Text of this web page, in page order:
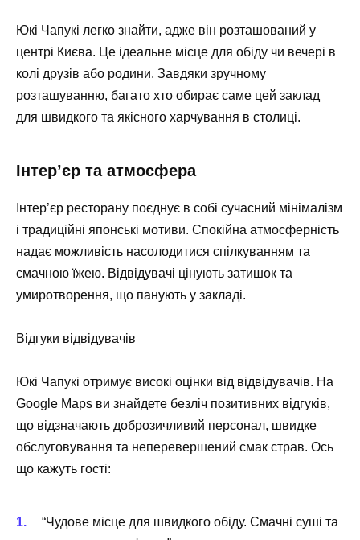
Юкі Чапукі легко знайти, адже він розташований у
центрі Києва. Це ідеальне місце для обіду чи вечері в
колі друзів або родини. Завдяки зручному
розташуванню, багато хто обирає саме цей заклад
для швидкого та якісного харчування в столиці.
Інтер’єр та атмосфера
Інтер’єр ресторану поєднує в собі сучасний мінімалізм
і традиційні японські мотиви. Спокійна атмосферність
надає можливість насолодитися спілкуванням та
смачною їжею. Відвідувачі цінують затишок та
умиротворення, що панують у закладі.
Відгуки відвідувачів
Юкі Чапукі отримує високі оцінки від відвідувачів. На
Google Maps ви знайдете безліч позитивних відгуків,
що відзначають доброзичливий персонал, швидке
обслуговування та неперевершений смак страв. Ось
що кажуть гості:
“Чудове місце для швидкого обіду. Смачні суші та